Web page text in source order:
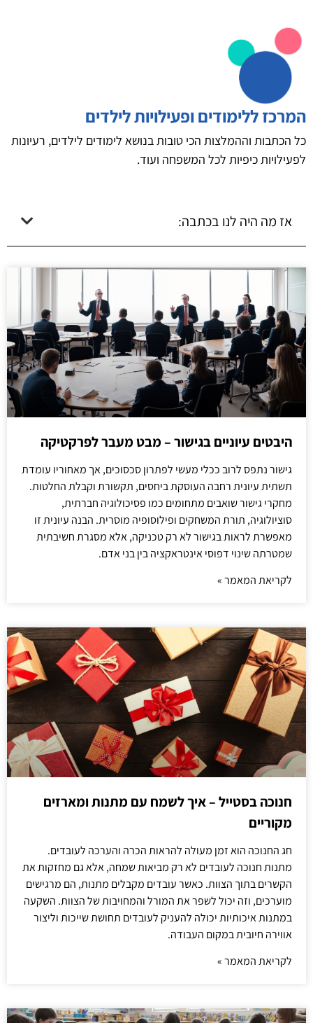
המרכז ללימודים ופעילויות לילדים
כל הכתבות וההמלצות הכי טובות בנושא לימודים לילדים, רעיונות
לפעילויות כיפיות לכל המשפחה ועוד.
אז מה היה לנו בכתבה:
היבטים עיוניים בגישור – מבט מעבר לפרקטיקה
גישור נתפס לרוב ככלי מעשי לפתרון סכסוכים, אך מאחוריו עומדת
תשתית עיונית רחבה העוסקת ביחסים, תקשורת וקבלת החלטות.
מחקרי גישור שואבים מתחומים כמו פסיכולוגיה חברתית,
סוציולוגיה, תורת המשחקים ופילוסופיה מוסרית. הבנה עיונית זו
מאפשרת לראות בגישור לא רק טכניקה, אלא מסגרת חשיבתית
שמטרתה שינוי דפוסי אינטראקציה בין בני אדם.
לקריאת המאמר »
חנוכה בסטייל – איך לשמח עם מתנות ומארזים
מקוריים
חג החנוכה הוא זמן מעולה להראות הכרה והערכה לעובדים.
מתנות חנוכה לעובדים לא רק מביאות שמחה, אלא גם מחזקות את
הקשרים בתוך הצוות. כאשר עובדים מקבלים מתנות, הם מרגישים
מוערכים, וזה יכול לשפר את המורל והמחויבות של הצוות. השקעה
במתנות איכותיות יכולה להעניק לעובדים תחושת שייכות וליצור
אווירה חיובית במקום העבודה.
לקריאת המאמר »